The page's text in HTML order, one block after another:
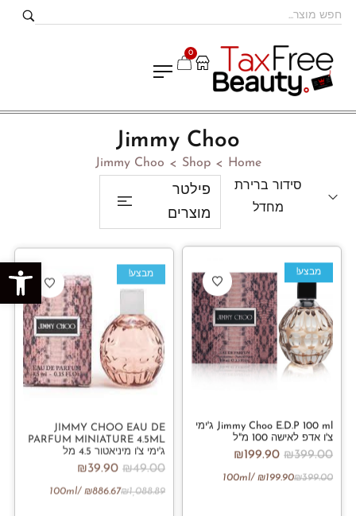
פתח סרגל נגישות
0
Jimmy Choo
Home
>
Shop
>
Jimmy Choo
סידור ברירת
מחדל
פילטר
מוצרים
מבצע!
Jimmy Choo E.D.P 100 ml ג'ימי
צ'ו אדפ לאישה 100 מ"ל
₪399.00
₪199.90
₪399.00
₪199.90
/100ml
מבצע!
JIMMY CHOO EAU DE
PARFUM MINIATURE 4.5ML
ג'ימי צ'ו מיניאטור 4.5 מל
₪49.00
₪39.90
₪1,088.89
₪886.67
/100ml